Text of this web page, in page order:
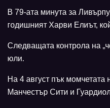
В 79-ата минута за
годишният Харви Елиът,
Следващата контрола на
юли.
На 4 август пък момчетата
Манчестър Сити и